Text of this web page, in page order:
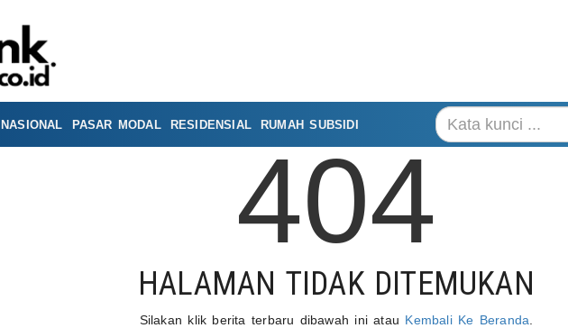
NASIONAL PASAR MODAL RESIDENSIAL RUMAH SUBSIDI
404
HALAMAN TIDAK DITEMUKAN
Silakan klik berita terbaru dibawah ini atau Kembali Ke Beranda